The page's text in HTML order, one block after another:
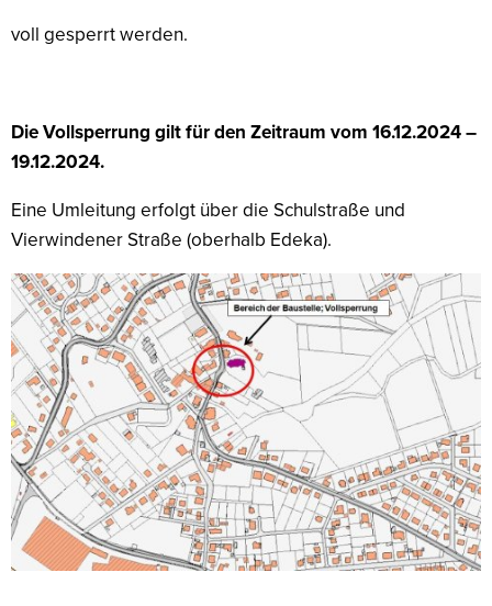
voll gesperrt werden.
Die Vollsperrung gilt für den Zeitraum vom 16.12.2024 –
19.12.2024.
Eine Umleitung erfolgt über die Schulstraße und
Vierwindener Straße (oberhalb Edeka).